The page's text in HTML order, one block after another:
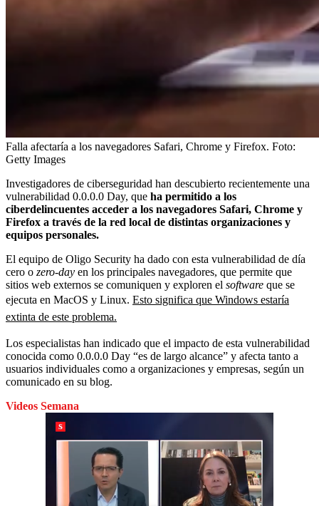
Falla afectaría a los navegadores Safari, Chrome y Firefox. Foto:
Getty Images
Investigadores de ciberseguridad han descubierto recientemente una
vulnerabilidad 0.0.0.0 Day, que ha permitido a los
ciberdelincuentes acceder a los navegadores Safari, Chrome y
Firefox a través de la red local de distintas organizaciones y
equipos personales.
El equipo de Oligo Security ha dado con esta vulnerabilidad de día
cero o zero-day en los principales navegadores, que permite que
sitios web externos se comuniquen y exploren el software que se
ejecuta en MacOS y Linux. Esto significa que Windows estaría
extinta de este problema.
Los especialistas han indicado que el impacto de esta vulnerabilidad
conocida como 0.0.0.0 Day “es de largo alcance” y afecta tanto a
usuarios individuales como a organizaciones y empresas, según un
comunicado en su blog.
Videos Semana